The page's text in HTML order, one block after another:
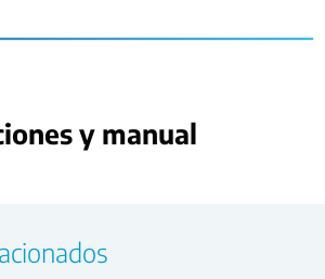
y manual